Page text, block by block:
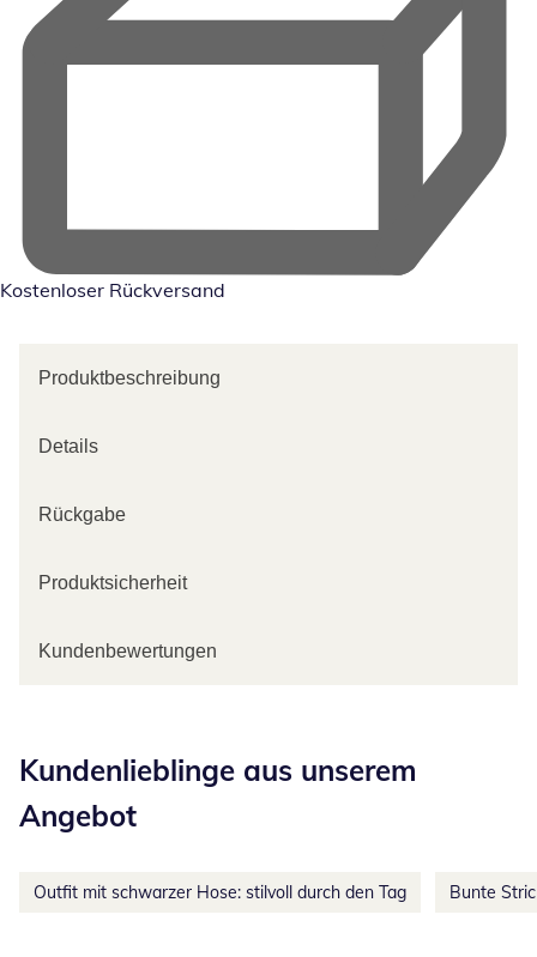
Kostenloser Rückversand
Produktbeschreibung
Details
Rückgabe
Produktsicherheit
Kundenbewertungen
Kundenlieblinge aus unserem
Angebot
Outfit mit schwarzer Hose: stilvoll durch den Tag Bunte